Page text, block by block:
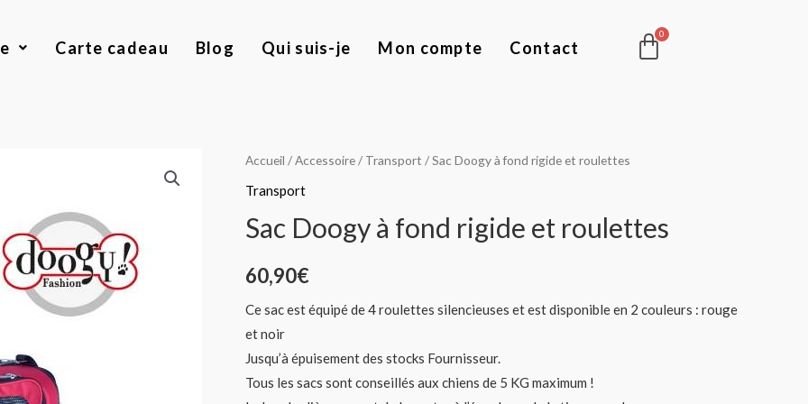
Carte cadeau Blog Qui suis-je Mon compte Contact Panier
Accueil /Accessoire/ Transport / Sac Doogy à fond rigide et roulettes
Transport
Sac Doogy à fond rigide et roulettes
60,90€
Ce sac est équipé de 4 roulettes silencieuses et est disponible en 2 couleurs : rouge
et noir
Jusqu’à épuisement des stocks Fournisseur.
Tous les sacs sont conseillés aux chiens de 5 KG maximum !
quantité
de
Doogy
fond
rigide
et
roulettes